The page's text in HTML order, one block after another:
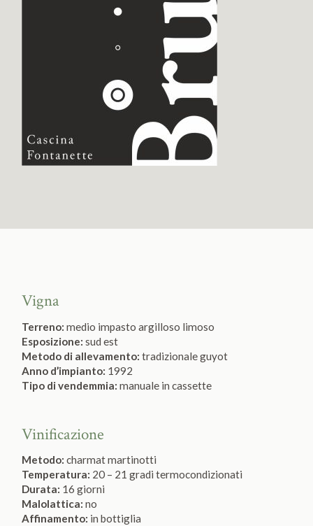
Vigna
Terreno:medio impasto argilloso limoso
Esposizione:sud est
Metodo di allevamento:tradizionale guyot
Anno d’impianto: 1992
Tipo di vendemmia:manuale in cassette
Vinificazione
Metodo:charmat martinotti
Temperatura: 20 – 21 gradi termocondizionati
Durata: 16 giorni
Malolattica:no
Affinamento: in bottiglia